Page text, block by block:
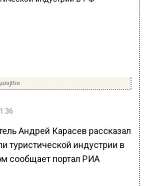
Андрей Карасев рассказал
туристической индустрии в
сообщает портал РИА